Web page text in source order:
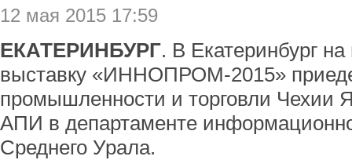
12 мая 2015 17:59
ЕКАТЕРИНБУРГ. В Екатеринбург
выставку «ИННОПРОМ-2015»
промышленности и торговли Чехии
АПИ в департаменте
Среднего Урала.